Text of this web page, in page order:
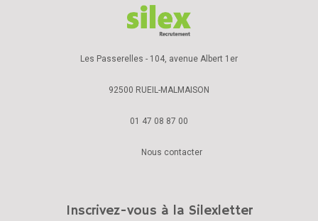
Les Passerelles - 104, avenue Albert 1er
92500 RUEIL-MALMAISON
01 47 08 87 00
Nous contacter
Inscrivez-vous à la Silexletter